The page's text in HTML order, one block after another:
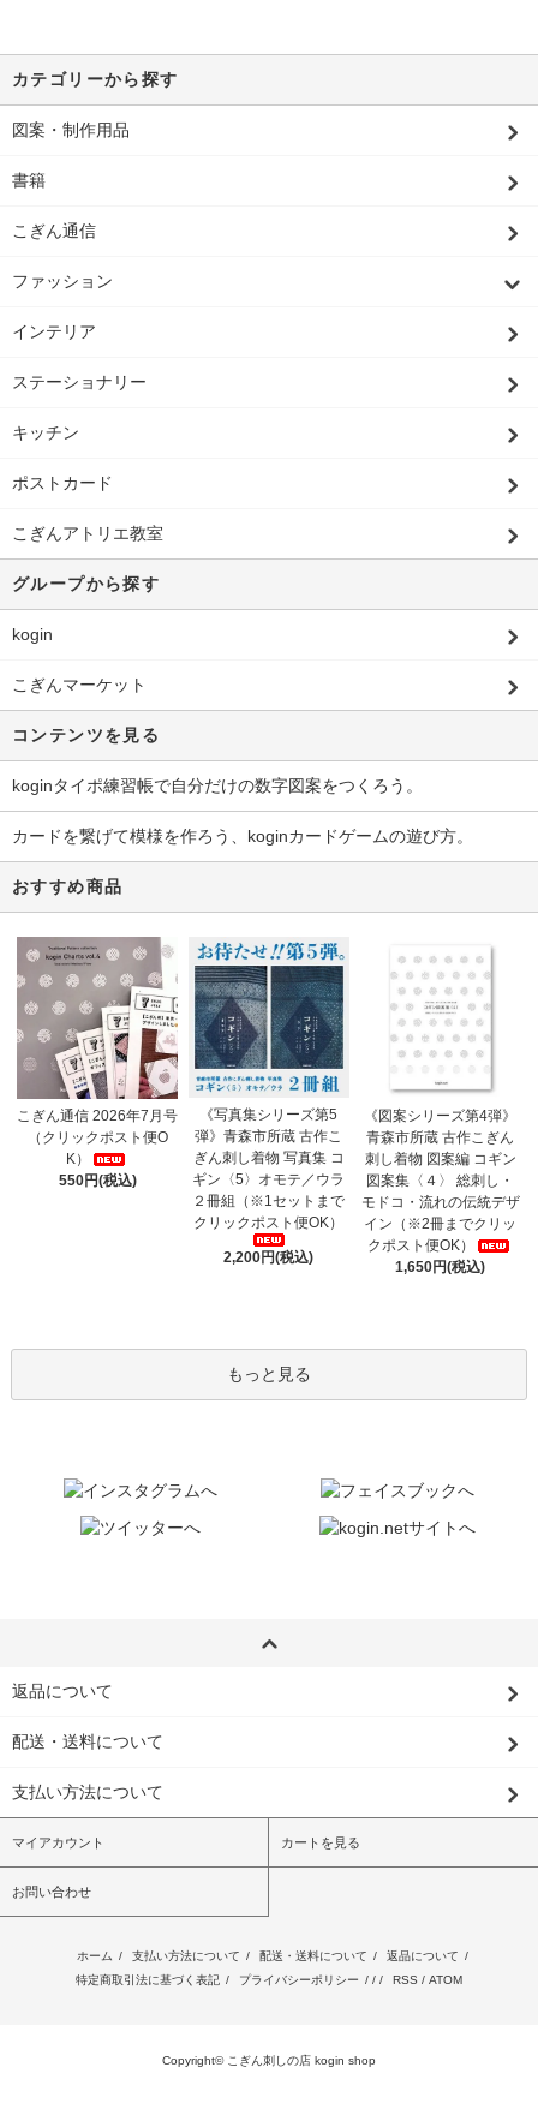
カテゴリーから探す
図案・制作用品
書籍
こぎん通信
ファッション
インテリア
ステーショナリー
キッチン
ポストカード
こぎんアトリエ教室
グループから探す
kogin
こぎんマーケット
コンテンツを見る
koginタイポ練習帳で自分だけの数字図案をつくろう。
カードを繋げて模様を作ろう、koginカードゲームの遊び方。
おすすめ商品
こぎん通信 2026年7月号
（クリックポスト便O
K）
550円(税込)
《写真集シリーズ第5
弾》青森市所蔵 古作こ
ぎん刺し着物 写真集 コ
ギン〈5〉オモテ／ウラ
２冊組（※1セットまで
クリックポスト便OK）
2,200円(税込)
《図案シリーズ第4弾》
青森市所蔵 古作こぎん
刺し着物 図案編 コギン
図案集〈４〉 総刺し・
モドコ・流れの伝統デザ
イン（※2冊までクリッ
クポスト便OK）
1,650円(税込)
もっと見る
返品について
配送・送料について
支払い方法について
マイアカウント カートを見る
お問い合わせ
ホーム / 支払い方法について / 配送・送料について / 返品について /
特定商取引法に基づく表記 / プライバシーポリシー / / / RSS / ATOM
Copyright© こぎん刺しの店 kogin shop